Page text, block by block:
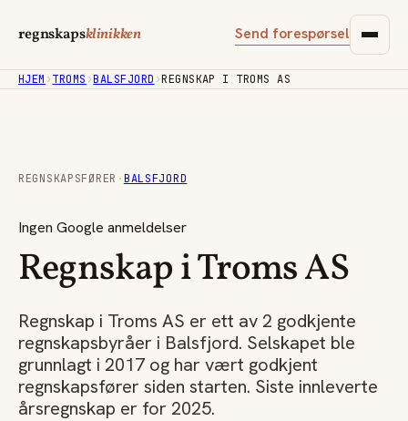
regnskapsklinikken Send forespørsel
HJEM ›TROMS ›BALSFJORD ›REGNSKAP I TROMS AS
REGNSKAPSFØRER ·BALSFJORD
Ingen Google anmeldelser
Regnskap i Troms AS
Regnskap i Troms AS er ett av 2 godkjente
regnskapsbyråer i Balsfjord. Selskapet ble
grunnlagt i 2017 og har vært godkjent
regnskapsfører siden starten. Siste innleverte
årsregnskap er for 2025.